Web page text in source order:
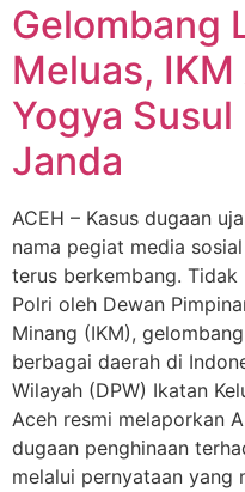
Gelombang
Meluas,
Yogya
Janda
ACEH – Kasus dugaan
nama pegiat media
terus berkembang.
Polri oleh Dewan
Minang (IKM),
berbagai daerah di
Wilayah (DPW) Ikatan
Aceh resmi melaporkan
dugaan penghinaan
melalui pernyataan yang